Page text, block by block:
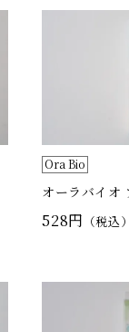
Ora Bio
オーラバイオ
528円 （税込）